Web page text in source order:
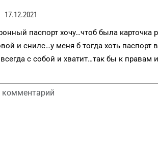
17.12.2021
паспорт хочу…чтоб была
и снилс…у меня б тогда хоть паспорт
с собой и хватит…так бы к правам